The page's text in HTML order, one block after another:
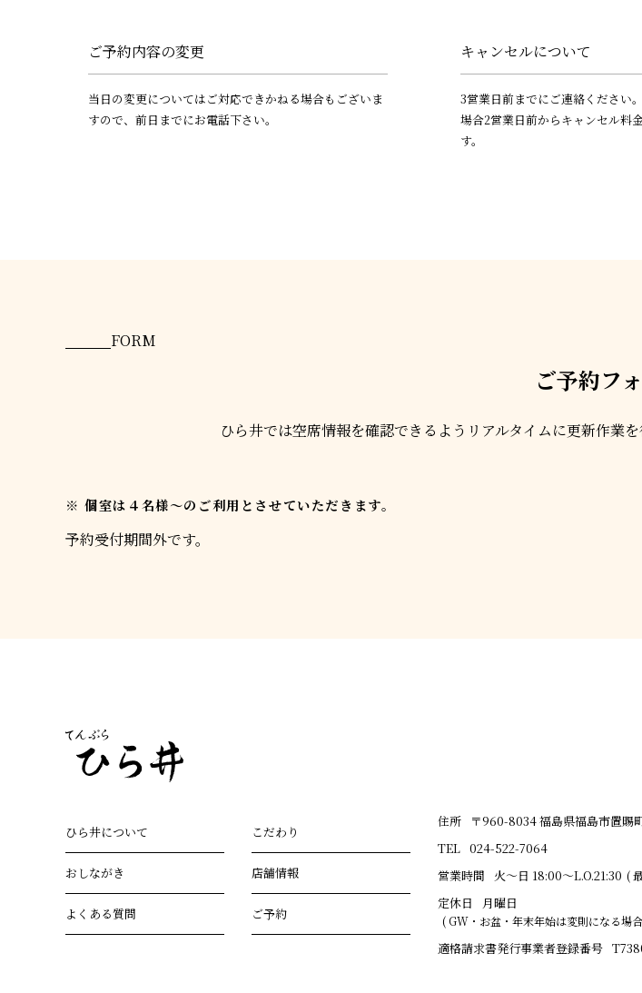
ご予約内容の変更
当日の変更についてはご対応できかねる場合もございま
すので、前日までにお電話下さい。
キャンセルについて
3営業日前までにご連絡ください
場合2営業日前からキャンセル料
す。
FORM
ご予約フ
ひら井では空席情報を確認できるようリアルタイムに更新作業
個室は４名様〜のご利用とさせていただきます。
予約受付期間外です。
ひら井について こだわり
おしながき 店舗情報
よくある質問 ご予約
住所
〒960-8034 福島県福島市置賜
TEL 024-522-7064
営業時間
火～日 18:00～L.O.21:30 (
定休日 月曜日
( GW・お盆・年末年始は変則になる場
適格請求書発行事業者登録番号